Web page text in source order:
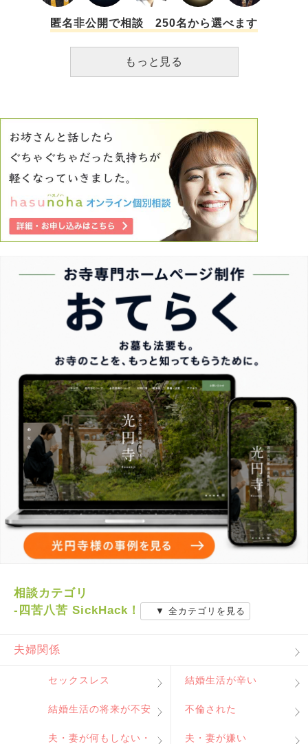
匿名非公開で相談 250名から選べます
もっと見る
相談カテゴリ
-四苦八苦 SickHack！
▼ 全カテゴリを見る
夫婦関係
セックスレス 結婚生活が辛い
結婚生活の将来が不安 不倫された
夫・妻が何もしない・
夫・妻が嫌い